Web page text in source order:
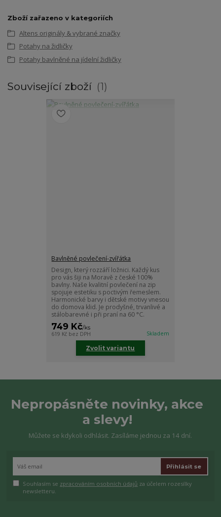
Zboží zařazeno v kategoriích
Altens originály & vybrané značky
Potahy na židličky
Potahy bavlněné na jídelní židličky
Související zboží 1
Bavlněné povlečení-zvířátka
Design, který rozzáří ložnici. Každý kus
pro vás šiji na Moravě z české 100%
bavlny. Naše kvalitní povlečení na zip
spojuje estetiku s poctivým řemeslem.
Harmonické barvy i dětské motivy vnesou
do domova klid. Je prodyšné, trvanlivé a
stálobarevné i při praní na 60 °C.
749 Kč/ks
619 Kč bez DPH Skladem
Zvolit variantu
Nepropásněte novinky, akce
a slevy!
Můžete se kdykoli odhlásit. Zasíláme jednou za 14 dní.
Přihlásit se
Souhlasím se zpracováním osobních údajů za účelem rozesílky
newsletteru.